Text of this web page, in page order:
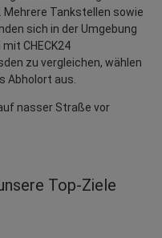
Tankstellen sowie
sich in der Umgebung
CHECK24
zu vergleichen, wählen
Abholort aus.
Top‑Ziele